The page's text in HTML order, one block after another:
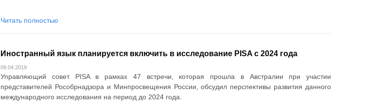
Читать полностью
Иностранный язык планируется включить в исследование PISA с 2024 года
09.04.2019
Управляющий совет PISA в рамках 47 встречи, которая прошла в Австралии при участии
представителей Рособрнадзора и Минпросвещения России, обсудил перспективы развития данного
международного исследования на период до 2024 года.